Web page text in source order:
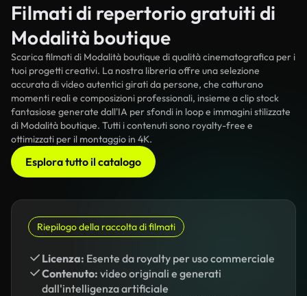
Filmati di repertorio gratuiti di
Modalità boutique
Scarica filmati di Modalità boutique di qualità cinematografica per i
tuoi progetti creativi. La nostra libreria offre una selezione
accurata di video autentici girati da persone, che catturano
momenti reali e composizioni professionali, insieme a clip stock
fantasiose generate dall'IA per sfondi in loop e immagini stilizzate
di Modalità boutique. Tutti i contenuti sono royalty-free e
ottimizzati per il montaggio in 4K.
Esplora tutto il catalogo
Riepilogo della raccolta di filmati
Licenza: Esente da royalty per uso commerciale
Contenuto: video originali e generati
dall'intelligenza artificiale